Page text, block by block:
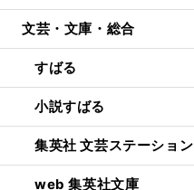
文芸・文庫・総合
すばる
小説すばる
集英社 文芸ステーション
web 集英社文庫